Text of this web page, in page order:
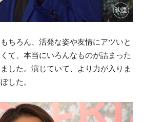
ちろん、活発な姿や友情にアツいと
て、本当にいろんなものが詰まった
した。演じていて、より力が入りま
した。